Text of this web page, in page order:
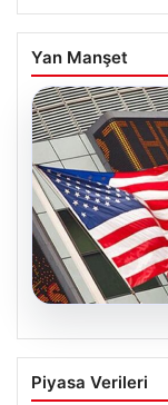
Yan Manşet
04.08.2026
FED Faiz
Nisan Ayı
Piyasa Verileri